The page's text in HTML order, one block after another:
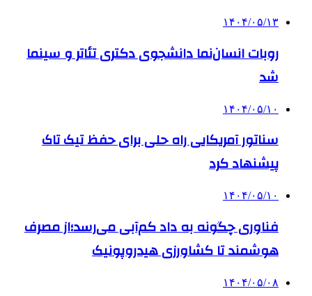
۱۴۰۴/۰۵/۱۳
روبات انسان‌نما دانشجوی دکتری تئاتر و سینما
شد
۱۴۰۴/۰۵/۱۰
سناتور آمریکایی راه حلی برای حفظ تیک تاک
پیشنهاد کرد
۱۴۰۴/۰۵/۱۰
فناوری چگونه به داد کم‌آبی می‌رسد؛از مصرف
هوشمند تا کشاورزی هیدروپونیک
۱۴۰۴/۰۵/۰۸